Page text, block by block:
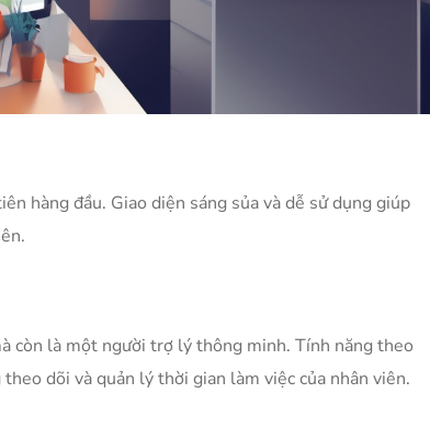
hàng đầu. Giao diện sáng sủa và dễ sử dụng giúp
còn là một người trợ lý thông minh. Tính năng theo
dõi và quản lý thời gian làm việc của nhân viên.